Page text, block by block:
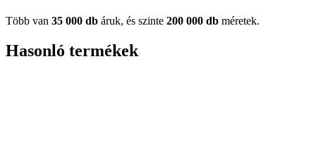
Több van 35 000 db áruk, és szinte 200 000 db méretek.
Hasonló termékek